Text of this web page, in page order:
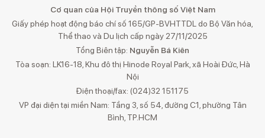
Cơ quan của Hội Truyền thông số Việt Nam
Giấy phép hoạt động báo chí số 165/GP-BVHTTDL do Bộ Văn hóa,
Thể thao và Du lịch cấp ngày 27/11/2025
Tổng Biên tập: Nguyễn Bá Kiên
Tòa soạn: LK16-18, Khu đô thị Hinode Royal Park, xã Hoài Đức, Hà
Nội
Điện thoại/fax: (024)32 151175
VP đại diện tại miền Nam: Tầng 3, số 54, đường C1, phường Tân
Bình, TP.HCM